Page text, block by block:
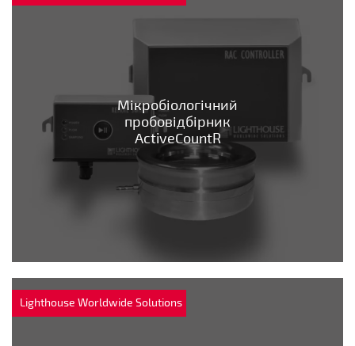
Мікробіологічний
пробовідбірник
ActiveCountR
Lighthouse Worldwide Solutions